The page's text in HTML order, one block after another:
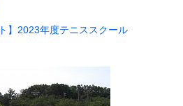
】2023年度テニススクール